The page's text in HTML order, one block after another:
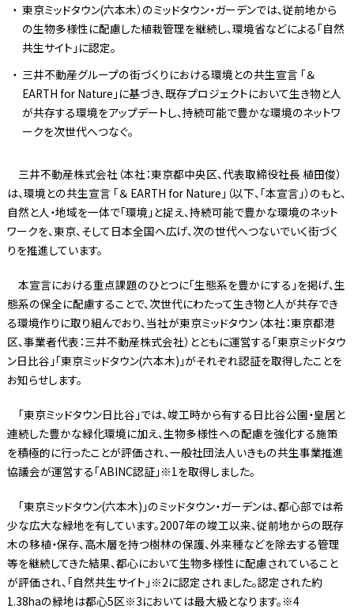
東京ミッドタウン(六本木）のミッドタウン・ガーデンでは、従前地から
の生物多様性に配慮した植栽管理を継続し、環境省などによる「自然
共生サイト」に認定。
三井不動産グループの街づくりにおける環境との共生宣言 「＆
EARTH for Nature」に基づき、既存プロジェクトにおいて生き物と人
が共存する環境をアップデートし、持続可能で豊かな環境のネットワ
ークを次世代へつなぐ。
三井不動産株式会社（本社：東京都中央区、代表取締役社長 植田俊）
は、環境との共生宣言 「＆ EARTH for Nature」（以下、「本宣言」）のもと、
自然と人・地域を一体で「環境」と捉え、持続可能で豊かな環境のネット
ワークを、東京、そして日本全国へ広げ、次の世代へつないでいく街づく
りを推進しています。
本宣言における重点課題のひとつに「生態系を豊かにする」を掲げ、生
態系の保全に配慮することで、次世代にわたって生き物と人が共存でき
る環境作りに取り組んでおり、当社が東京ミッドタウン（本社：東京都港
区、事業者代表：三井不動産株式会社）とともに運営する「東京ミッドタウ
ン日比谷」「東京ミッドタウン(六本木)」がそれぞれ認証を取得したことを
お知らせします。
「東京ミッドタウン日比谷」では、竣工時から有する日比谷公園・皇居と
連続した豊かな緑化環境に加え、生物多様性への配慮を強化する施策
を積極的に行ったことが評価され、一般社団法人いきもの共生事業推進
協議会が運営する「ABINC認証」※1を取得しました。
「東京ミッドタウン(六本木)」のミッドタウン・ガーデンは、都心部では希
少な広大な緑地を有しています。2007年の竣工以来、従前地からの既存
木の移植・保存、高木層を持つ樹林の保護、外来種などを除去する管理
等を継続してきた結果、都心において生物多様性に配慮されていること
が評価され、「自然共生サイト」※2に認定されました。認定された約
1.38haの緑地は都心5区※3においては最大級となります。※4